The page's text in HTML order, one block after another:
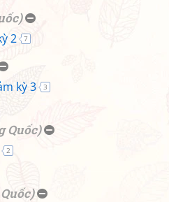
)
2 7
kỳ 3 3
Quốc)
2
)